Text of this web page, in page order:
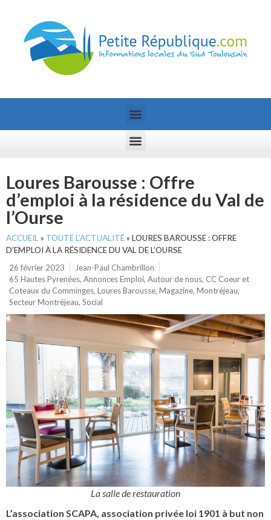
Loures Barousse : Offre
d’emploi à la résidence du Val de
l’Ourse
ACCUEIL » TOUTE L’ACTUALITÉ» LOURES BAROUSSE : OFFRE
D’EMPLOI À LA RÉSIDENCE DU VAL DE L’OURSE
26 février 2023
Jean-Paul Chambrillon
65 Hautes Pyrenées, Annonces Emploi, Autour de nous, CC Coeur et
Coteaux du Comminges, Loures Barousse, Magazine, Montréjeau,
Secteur Montréjeau, Social
La salle de restauration
L’association SCAPA, association privée loi 1901 à but non